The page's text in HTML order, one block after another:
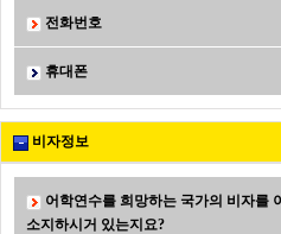
전화번호
휴대폰
비자정보
어학연수를 희망하는 국가의 비자를
소지하시거 있는지요?